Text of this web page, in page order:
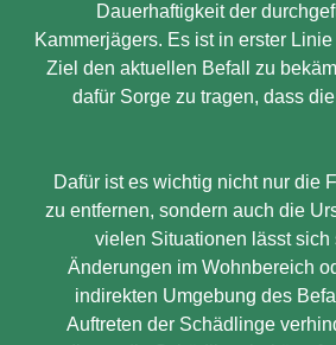
Dauerhaftigkeit der
Kammerjägers. Es ist in erster
Ziel den aktuellen Befall zu
dafür Sorge zu tragen, dass
Dafür ist es wichtig nicht nur die
zu entfernen, sondern auch die
vielen Situationen lässt
Änderungen im Wohnbereich
indirekten Umgebung des
Auftreten der Schädlinge